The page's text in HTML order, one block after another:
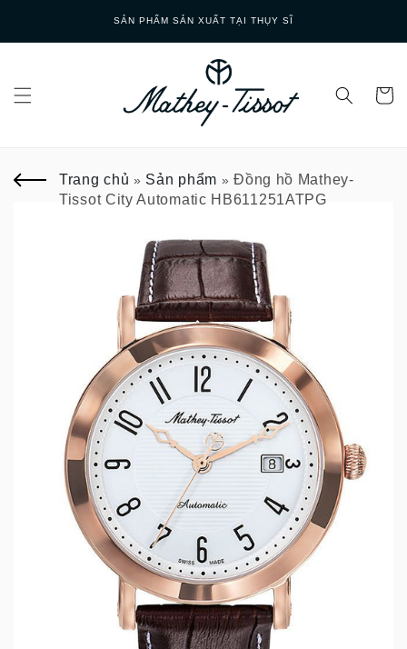
SẢN PHẨM SẢN XUẤT TẠI THỤY SĨ
Trang chủ » Sản phẩm »Đồng hồ Mathey-
Tissot City Automatic HB611251ATPG